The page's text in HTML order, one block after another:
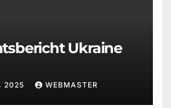
Ukraine
2025 WEBMASTER